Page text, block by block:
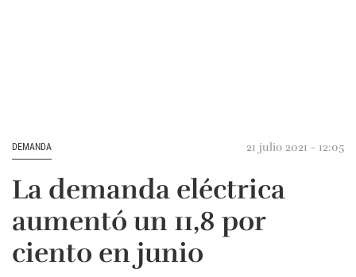
DEMANDA 21 julio 2021 - 12:05
La demanda eléctrica
aumentó un 11,8 por
ciento en junio